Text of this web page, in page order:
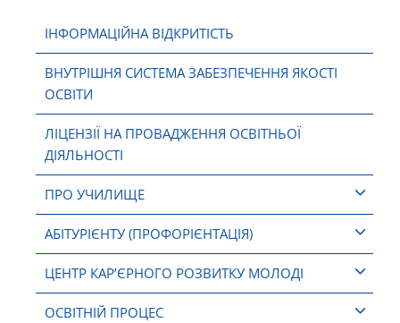
ІНФОРМАЦІЙНА ВІДКРИТІСТЬ
ВНУТРІШНЯ СИСТЕМА ЗАБЕЗПЕЧЕННЯ ЯКОСТІ
ОСВІТИ
ЛІЦЕНЗІЇ НА ПРОВАДЖЕННЯ ОСВІТНЬОЇ
ДІЯЛЬНОСТІ
ПРО УЧИЛИЩЕ
АБІТУРІЄНТУ (ПРОФОРІЄНТАЦІЯ)
ЦЕНТР КАР’ЄРНОГО РОЗВИТКУ МОЛОДІ
ОСВІТНІЙ ПРОЦЕС